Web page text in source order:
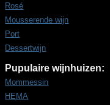
Rosé
Mousserende wijn
Port
Dessertwijn
Pupulaire wijnhuizen:
Mommessin
HEMA